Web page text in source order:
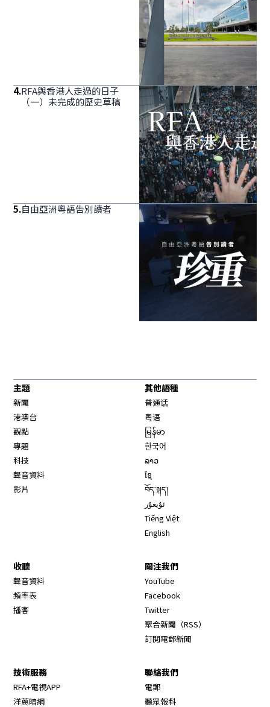
4.RFA與香港人走過的日子
（一）未完成的歷史草稿
5.自由亞洲粵語告別讀者
主題
新聞
港澳台
觀點
專題
科技
聲音資料
影片
其他語種
普通话
粤语
မြန်မာ
한국어
ລາວ
ខ្មែ
བོད་སྐད།
ئۇيغۇر
Tiếng Việt
English
收聽
聲音資料
頻率表
播客
關注我們
YouTube
Facebook
Twitter
聚合新聞（RSS）
訂閱電郵新聞
技術服務
RFA+電視APP
洋蔥暗網
聯絡我們
電郵
聽眾報料